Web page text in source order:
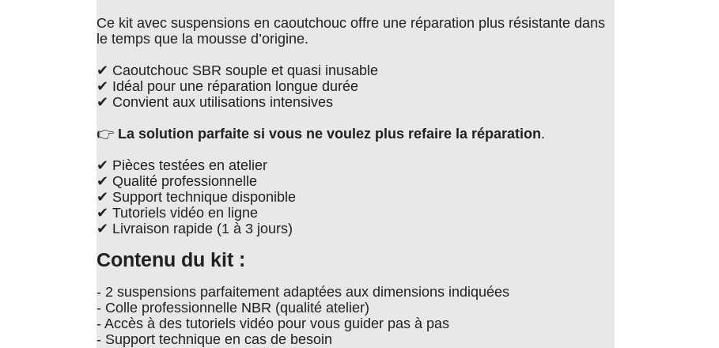
Ce kit avec suspensions en caoutchouc offre une réparation plus résistante dans
le temps que la mousse d’origine.
✔ Caoutchouc SBR souple et quasi inusable
✔ Idéal pour une réparation longue durée
✔ Convient aux utilisations intensives
👉 La solution parfaite si vous ne voulez plus refaire la réparation.
✔ Pièces testées en atelier
✔ Qualité professionnelle
✔ Support technique disponible
✔ Tutoriels vidéo en ligne
✔ Livraison rapide (1 à 3 jours)
Contenu du kit :
- 2 suspensions parfaitement adaptées aux dimensions indiquées
- Colle professionnelle NBR (qualité atelier)
- Accès à des tutoriels vidéo pour vous guider pas à pas
- Support technique en cas de besoin